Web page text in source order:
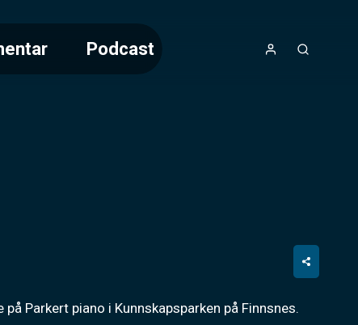
Podcast
Parkert piano i Kunnskapsparken på Finnsnes.